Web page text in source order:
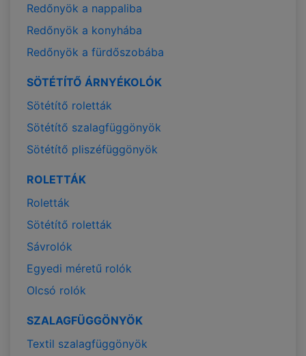
Redőnyök a nappaliba
Redőnyök a konyhába
Redőnyök a fürdőszobába
SÖTÉTÍTŐ ÁRNYÉKOLÓK
Sötétítő roletták
Sötétítő szalagfüggönyök
Sötétítő pliszéfüggönyök
ROLETTÁK
Roletták
Sötétítő roletták
Sávrolók
Egyedi méretű rolók
Olcsó rolók
SZALAGFÜGGÖNYÖK
Textil szalagfüggönyök